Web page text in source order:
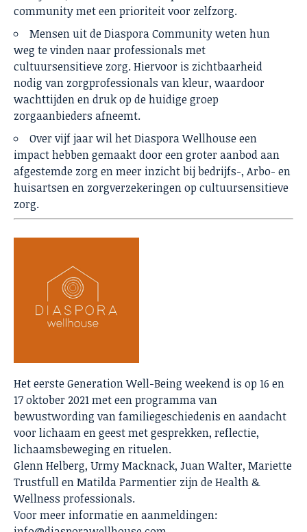
community met een prioriteit voor zelfzorg.
Mensen uit de Diaspora Community weten hun
weg te vinden naar professionals met
cultuursensitieve zorg. Hiervoor is zichtbaarheid
nodig van zorgprofessionals van kleur, waardoor
wachttijden en druk op de huidige groep
zorgaanbieders afneemt.
Over vijf jaar wil het Diaspora Wellhouse een
impact hebben gemaakt door een groter aanbod aan
afgestemde zorg en meer inzicht bij bedrijfs-, Arbo- en
huisartsen en zorgverzekeringen op cultuursensitieve
zorg.
Het eerste Generation Well-Being weekend is op 16 en
17 oktober 2021 met een programma van
bewustwording van familiegeschiedenis en aandacht
voor lichaam en geest met gesprekken, reflectie,
lichaamsbeweging en rituelen.
Glenn Helberg, Urmy Macknack, Juan Walter, Mariette
Trustfull en Matilda Parmentier zijn de Health &
Wellness professionals.
Voor meer informatie en aanmeldingen: